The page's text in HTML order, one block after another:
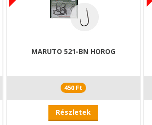
MARUTO 521-BN HOROG
450 Ft
Részletek